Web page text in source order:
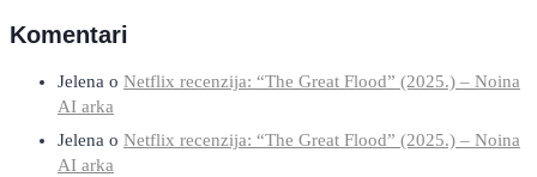
Komentari
Jelena o Netflix recenzija: “The Great Flood” (2025.) – Noina
AI arka
Jelena o Netflix recenzija: “The Great Flood” (2025.) – Noina
AI arka